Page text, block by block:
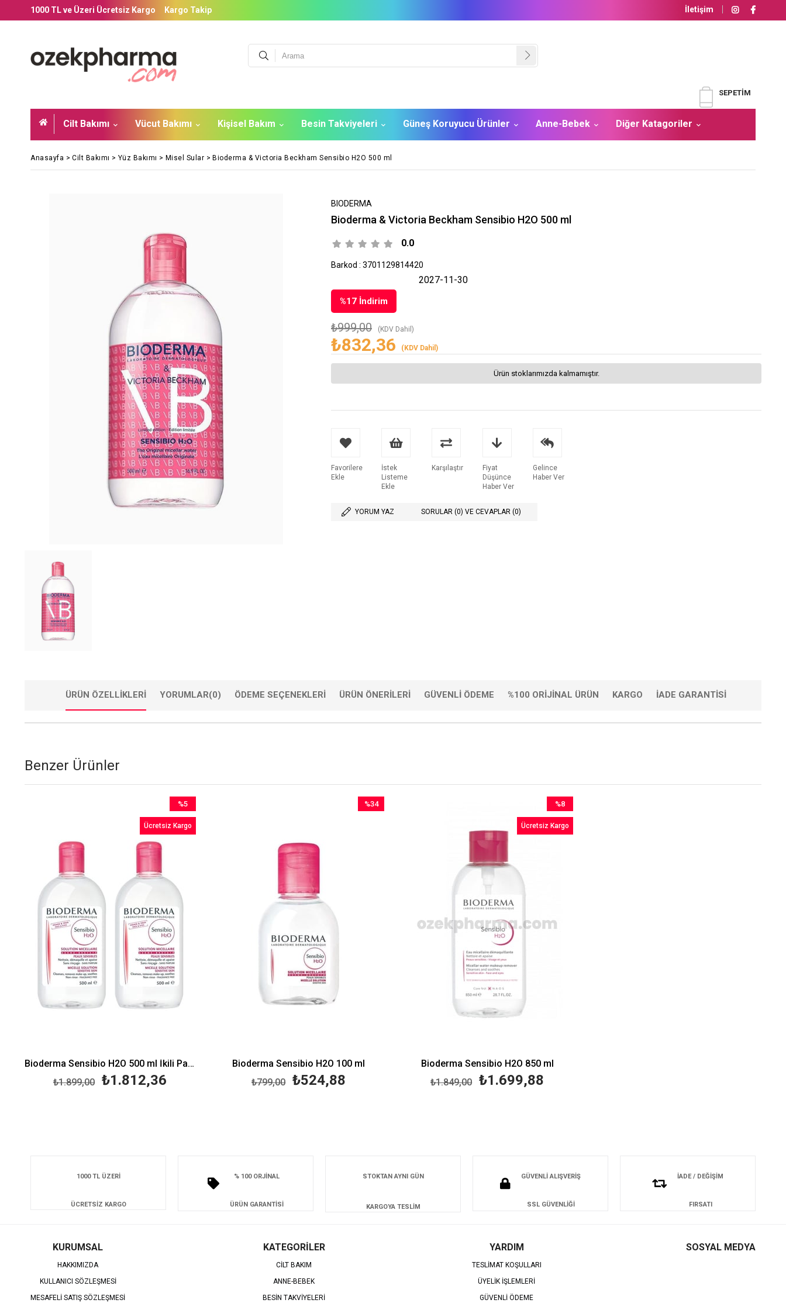
1000 TL ve Üzeri Ücretsiz Kargo Kargo Takip İletişim
SEPETIM
Cilt Bakımı Vücut Bakımı Kişisel Bakım Besin Takviyeleri Güneş Koruyucu Ürünler Anne-Bebek Diğer Katagoriler
Anasayfa > Cilt Bakımı > Yüz Bakımı > Misel Sular > Bioderma & Victoria Beckham Sensibio H2O 500 ml
BIODERMA
Bioderma & Victoria Beckham Sensibio H2O 500 ml
0.0
Barkod : 3701129814420
%17 İndirim
₺999,00 (KDV Dahil)
₺832,36 (KDV Dahil)
2027-11-30
Ürün stoklarımızda kalmamıştır.
Favorilere
Ekle
İstek
Listeme
Ekle
Karşılaştır
Fiyat
Düşünce
Haber Ver
Gelince
Haber Ver
YORUM YAZ SORULAR (0) VE CEVAPLAR (0)
ÜRÜN ÖZELLIKLERI YORUMLAR(0) ÖDEME SEÇENEKLERI ÜRÜN ÖNERILERI GÜVENLI ÖDEME %100 ORIJINAL ÜRÜN KARGO İADE GARANTISI
Benzer Ürünler
Bioderma Sensibio H2O 500 ml İkili Paket
₺1.812,36
₺1.899,00
%5
İndirim
%5İndirim
Ücretsiz Kargo
Bioderma Sensibio H2O 100 ml
₺524,88
₺799,00
%34
Bioderma Sensibio H2O 850 ml
₺1.699,88
₺1.849,00
%8
İndirim
%8İndirim
Ücretsiz Kargo
1000 TL ÜZERİ
ÜCRETSİZ KARGO
% 100 ORJİNAL
ÜRÜN GARANTİSİ
STOKTAN AYNI GÜN
KARGOYA TESLİM
GÜVENLİ ALIŞVERİŞ
SSL GÜVENLİĞİ
İADE / DEĞİŞİM
FIRSATI
KURUMSAL
HAKKIMIZDA
KULLANICI SÖZLEŞMESİ
MESAFELİ SATIŞ SÖZLEŞMESİ
KATEGORİLER
CİLT BAKIM
ANNE-BEBEK
BESİN TAKVİYELERİ
YARDIM
TESLİMAT KOŞULLARI
ÜYELİK İŞLEMLERİ
GÜVENLİ ÖDEME
SOSYAL MEDYA